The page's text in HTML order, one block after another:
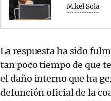
Mikel Sola
La respuesta ha sido
tan poco tiempo de que
el daño interno que ha
defunción oficial de la